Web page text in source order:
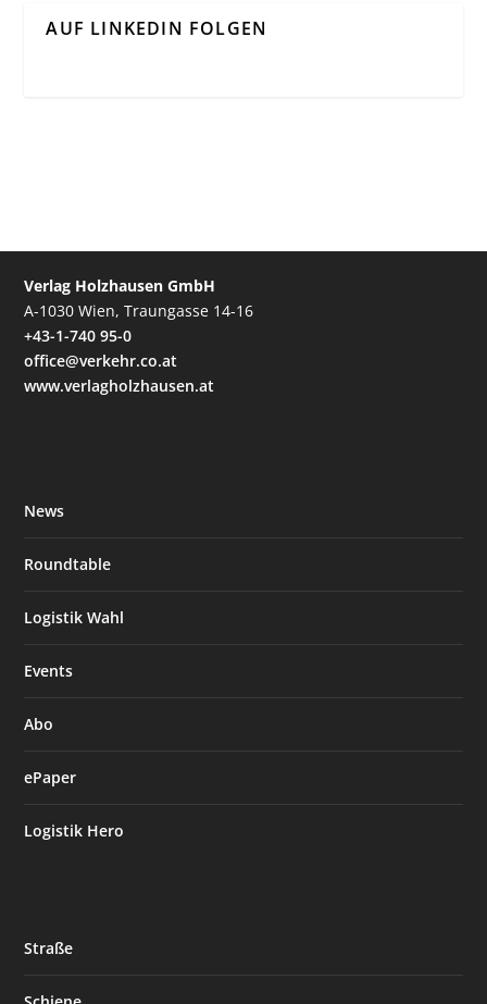
AUF LINKEDIN FOLGEN
Verlag Holzhausen GmbH
A-1030 Wien, Traungasse 14-16
+43-1-740 95-0
office@verkehr.co.at
www.verlagholzhausen.at
News
Roundtable
Logistik Wahl
Events
Abo
ePaper
Logistik Hero
Straße